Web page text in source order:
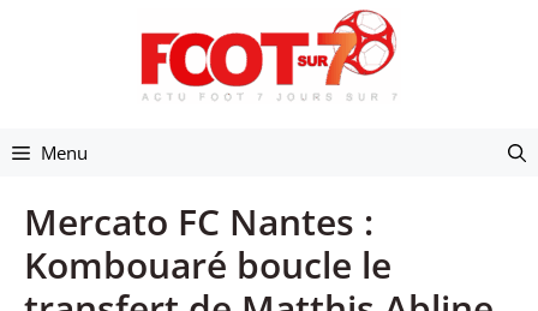
Menu
Mercato FC Nantes :
Kombouaré boucle le